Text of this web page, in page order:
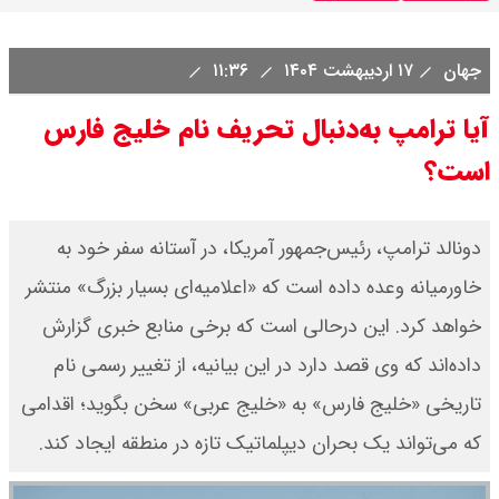
جهان ۱۷ اردیبهشت ۱۴۰۴
آیا ترامپ به‌دنبال تحریف نام خلیج فارس
است؟
دونالد ترامپ، رئیس‌جمهور آمریکا، در آستانه سفر خود به
خاورمیانه وعده داده است که «اعلامیه‌ای بسیار بزرگ» منتشر
خواهد کرد. این درحالی است که برخی منابع خبری گزارش
داده‌اند که وی قصد دارد در این بیانیه، از تغییر رسمی نام
تاریخی «خلیج فارس» به «خلیج عربی» سخن بگوید؛ اقدامی
که می‌تواند یک بحران دیپلماتیک تازه در منطقه ایجاد کند.